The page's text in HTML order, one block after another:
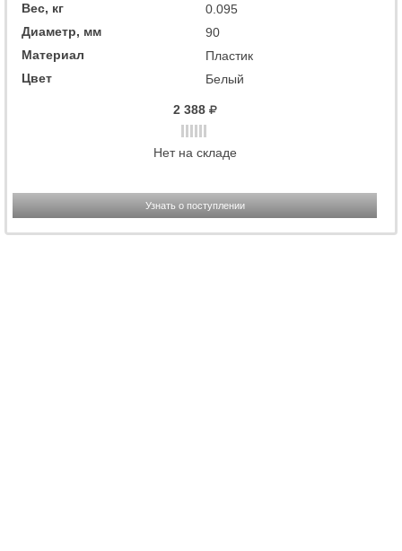
Вес, кг
0.095
Диаметр, мм
90
Материал
Пластик
Цвет
Белый
2 388
Нет на складе
Узнать о поступлении